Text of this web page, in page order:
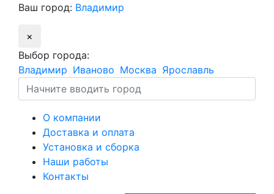
Ваш город: Владимир
×
Выбор города:
Владимир Иваново Москва Ярославль
О компании
Доставка и оплата
Установка и сборка
Наши работы
Контакты